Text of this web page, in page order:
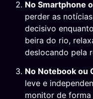
No Smartphone
perder as
decisivo
beira do rio,
deslocando pela
No Notebook ou
leve e
monitor de